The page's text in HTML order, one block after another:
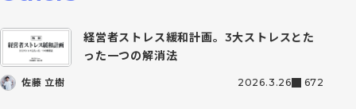
経営者ストレス緩和計画。3大ストレスとた
った一つの解消法
佐藤 立樹 2026.3.26 672